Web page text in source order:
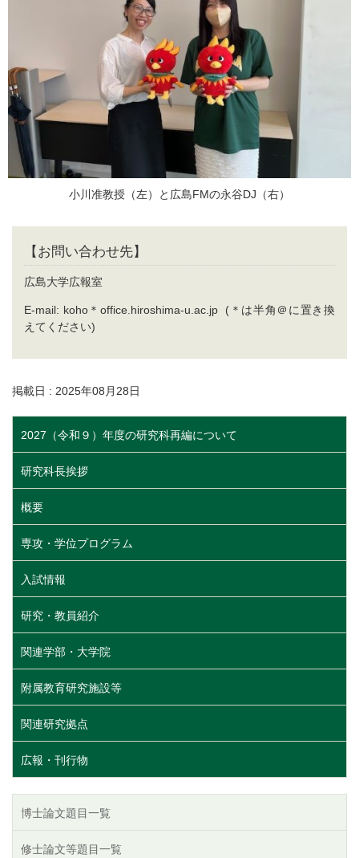
小川准教授（左）と広島FMの永谷DJ（右）
【お問い合わせ先】
広島大学広報室
E-mail: koho＊office.hiroshima-u.ac.jp (＊は半角＠に置き換
えてください)
掲載日 : 2025年08月28日
2027（令和９）年度の研究科再編について
研究科長挨拶
概要
専攻・学位プログラム
入試情報
研究・教員紹介
関連学部・大学院
附属教育研究施設等
関連研究拠点
広報・刊行物
博士論文題目一覧
修士論文等題目一覧